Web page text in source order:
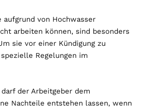
aufgrund von Hochwasser
arbeiten können, sind besonders
sie vor einer Kündigung zu
Regelungen im
darf der Arbeitgeber dem
Nachteile entstehen lassen, wenn